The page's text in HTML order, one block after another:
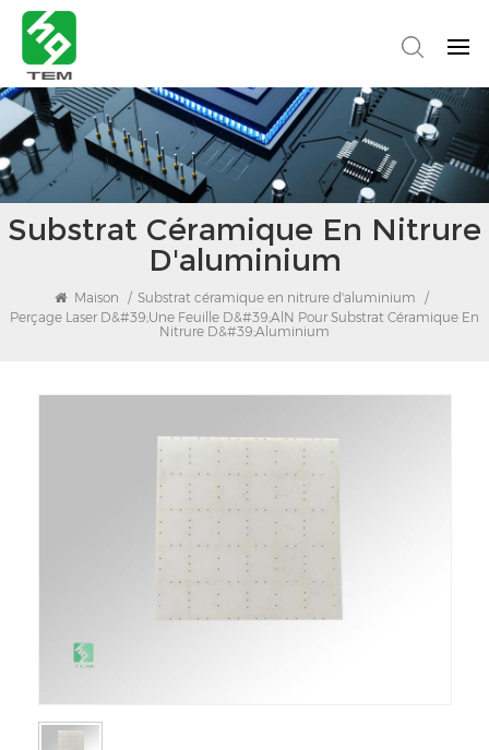
Substrat Céramique En Nitrure
D'aluminium
Maison / Substrat céramique en nitrure d'aluminium
/
Perçage Laser D&#39;une Feuille D&#39;AlN Pour Substrat Céramique En
Nitrure D&#39;aluminium